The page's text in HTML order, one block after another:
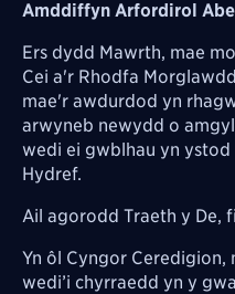
Amddiffyn Arfordirol
Ers dydd Mawrth, mae
Cei a'r Rhodfa
mae'r awdurdod yn
arwyneb newydd o
wedi ei gwblhau yn ystod
Hydref.
Ail agorodd Traeth y De,
Yn ôl Cyngor Ceredigion,
wedi’i chyrraedd yn y